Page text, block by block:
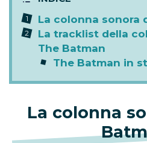
La colonna sonora
La tracklist della
The Batman
The Batman in
La colonna